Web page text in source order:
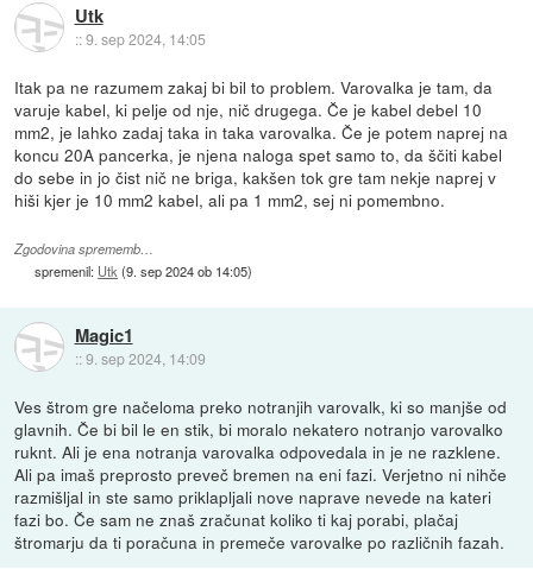
Utk
::9. sep 2024, 14:05
Itak pa ne razumem zakaj bi bil to problem. Varovalka je tam, da
varuje kabel, ki pelje od nje, nič drugega. Če je kabel debel 10
mm2, je lahko zadaj taka in taka varovalka. Če je potem naprej na
koncu 20A pancerka, je njena naloga spet samo to, da ščiti kabel
do sebe in jo čist nič ne briga, kakšen tok gre tam nekje naprej v
hiši kjer je 10 mm2 kabel, ali pa 1 mm2, sej ni pomembno.
Zgodovina sprememb…
spremenil: Utk (9. sep 2024 ob 14:05)
Magic1
::9. sep 2024, 14:09
Ves štrom gre načeloma preko notranjih varovalk, ki so manjše od
glavnih. Če bi bil le en stik, bi moralo nekatero notranjo varovalko
ruknt. Ali je ena notranja varovalka odpovedala in je ne razklene.
Ali pa imaš preprosto preveč bremen na eni fazi. Verjetno ni nihče
razmišljal in ste samo priklapljali nove naprave nevede na kateri
fazi bo. Če sam ne znaš zračunat koliko ti kaj porabi, plačaj
štromarju da ti poračuna in premeče varovalke po različnih fazah.